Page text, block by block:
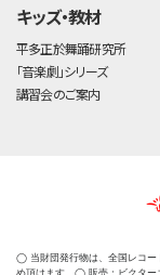
キッズ・教材
平多正於舞踊研究所
「音楽劇」シリーズ
講習会のご案内
◯ 当財団発行物は、全国レコー
め頂けます。◯ 販売：ビクタ